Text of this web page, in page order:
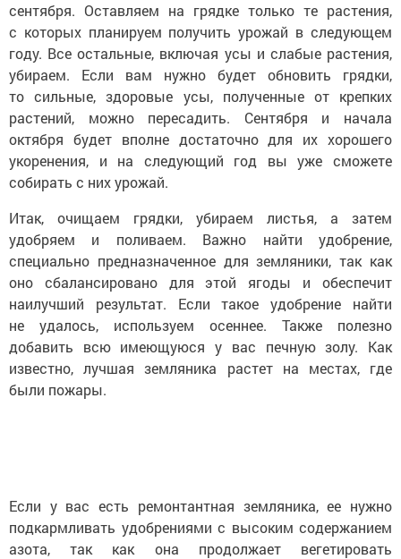
сентября. Оставляем на грядке только те растения,
с которых планируем получить урожай в следующем
году. Все остальные, включая усы и слабые растения,
убираем. Если вам нужно будет обновить грядки,
то сильные, здоровые усы, полученные от крепких
растений, можно пересадить. Сентября и начала
октября будет вполне достаточно для их хорошего
укоренения, и на следующий год вы уже сможете
собирать с них урожай.
Итак, очищаем грядки, убираем листья, а затем
удобряем и поливаем. Важно найти удобрение,
специально предназначенное для земляники, так как
оно сбалансировано для этой ягоды и обеспечит
наилучший результат. Если такое удобрение найти
не удалось, используем осеннее. Также полезно
добавить всю имеющуюся у вас печную золу. Как
известно, лучшая земляника растет на местах, где
были пожары.
Если у вас есть ремонтантная земляника, ее нужно
подкармливать удобрениями с высоким содержанием
азота, так как она продолжает вегетировать